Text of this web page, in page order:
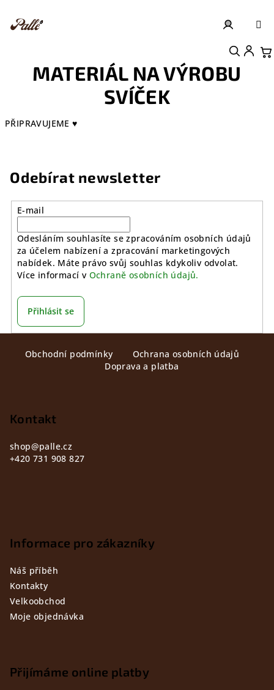
obsah
Přihlášení
MATERIÁL NA VÝROBU
SVÍČEK
PŘIPRAVUJEME ♥
Odebírat newsletter
E-mail
Odesláním souhlasíte se zpracováním osobních údajů
za účelem nabízení a zpracování marketingových
nabídek. Máte právo svůj souhlas kdykoliv odvolat.
Více informací v Ochraně osobních údajů.
Přihlásit se
Obchodní podmínky
Ochrana osobních údajů
Doprava a platba
Kontakt
shop@palle.cz
+420 731 908 827
Informace pro zákazníky
Náš příběh
Kontakty
Velkoobchod
Moje objednávka
Přijímáme online platby